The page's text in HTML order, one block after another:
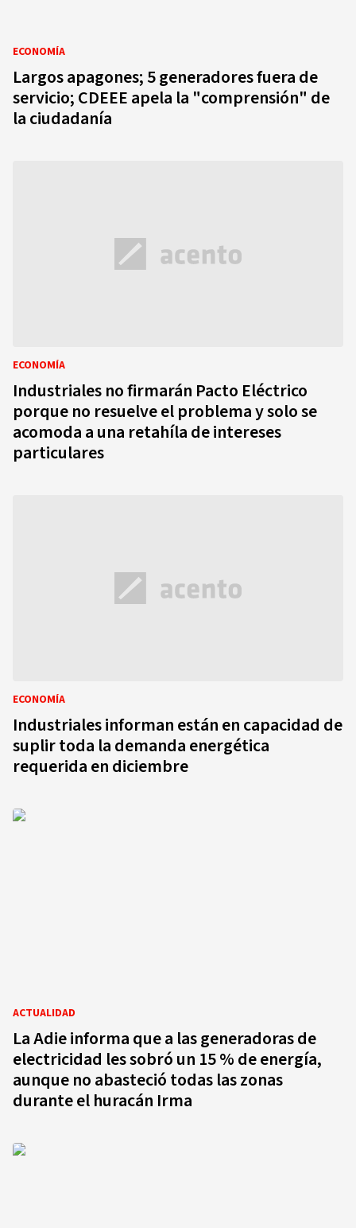
ECONOMÍA
Largos apagones; 5 generadores fuera de
servicio; CDEEE apela la "comprensión" de
la ciudadanía
ECONOMÍA
Industriales no firmarán Pacto Eléctrico
porque no resuelve el problema y solo se
acomoda a una retahíla de intereses
particulares
ECONOMÍA
Industriales informan están en capacidad de
suplir toda la demanda energética
requerida en diciembre
ACTUALIDAD
La Adie informa que a las generadoras de
electricidad les sobró un 15 % de energía,
aunque no abasteció todas las zonas
durante el huracán Irma